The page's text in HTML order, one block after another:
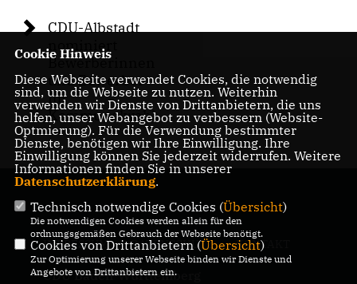
CDU-Albstadt
nominiert
Bewerberinnen
und Bewerber
für
Kommunalwahl
IMPRESSUM DATENSCHUTZ KONTAKT
CDU Baden-Württemberg
Cookie Hinweis
Diese Webseite verwendet Cookies, die notwendig
sind, um die Webseite zu nutzen. Weiterhin
verwenden wir Dienste von Drittanbietern, die uns
helfen, unser Webangebot zu verbessern (Website-
Optmierung). Für die Verwendung bestimmter
Dienste, benötigen wir Ihre Einwilligung. Ihre
Einwilligung können Sie jederzeit widerrufen. Weitere
Informationen finden Sie in unserer
Datenschutzerklärung.
Technisch notwendige Cookies (Übersicht)
Die notwendigen Cookies werden allein für den
ordnungsgemäßen Gebrauch der Webseite benötigt.
Cookies von Drittanbietern (Übersicht)
Zur Optimierung unserer Webseite binden wir Dienste und
Angebote von Drittanbietern ein.